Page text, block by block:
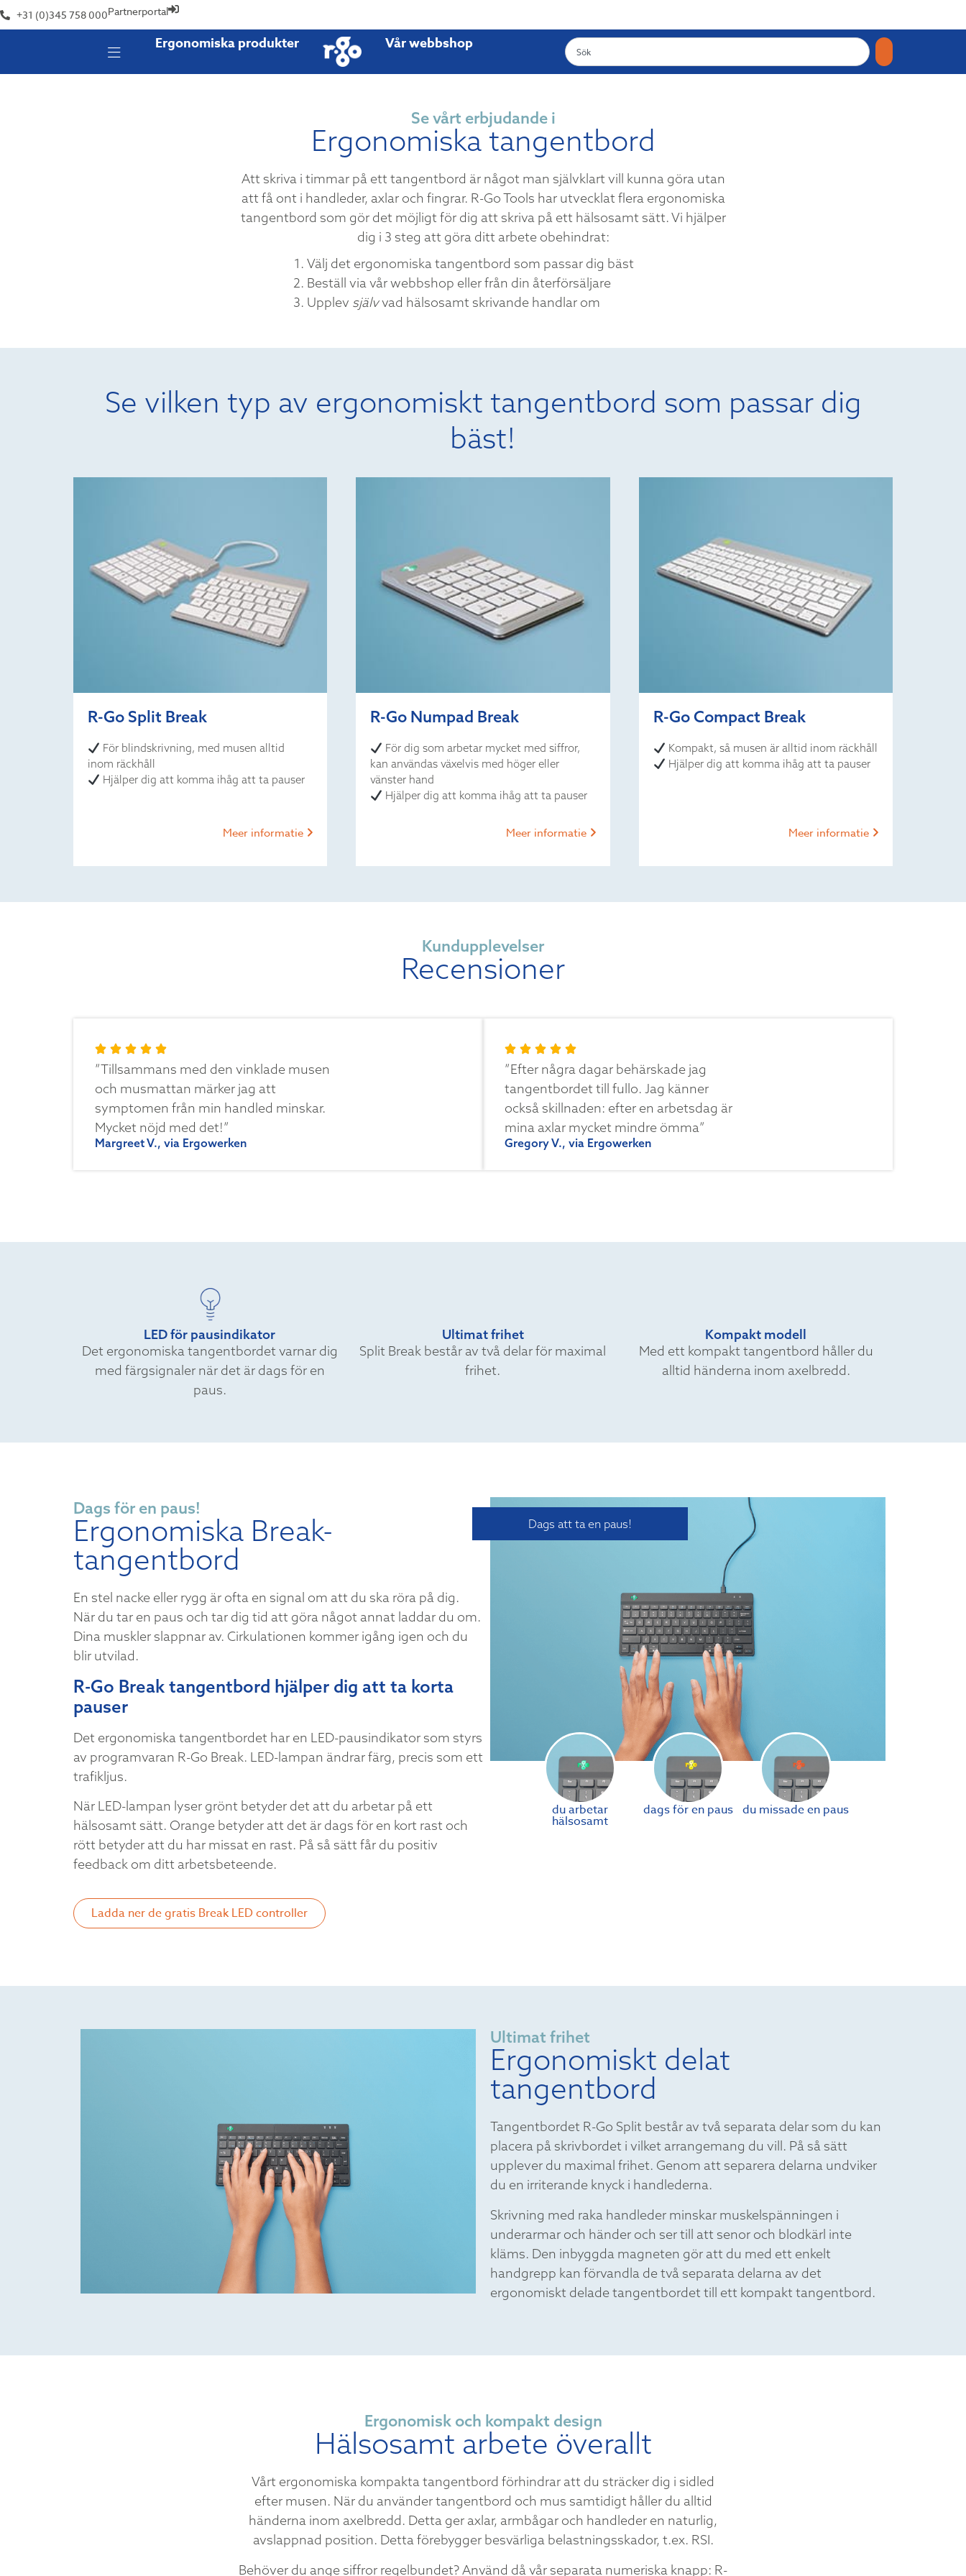
+31 (0)345 758 000Partnerportal
Ergonomiska produkter Vår webbshop
Se vårt erbjudande i
Ergonomiska tangentbord
Att skriva i timmar på ett tangentbord är något man självklart vill kunna göra utan
att få ont i handleder, axlar och fingrar. R-Go Tools har utvecklat flera ergonomiska
tangentbord som gör det möjligt för dig att skriva på ett hälsosamt sätt. Vi hjälper
dig i 3 steg att göra ditt arbete obehindrat:
Välj det ergonomiska tangentbord som passar dig bäst
Beställ via vår webbshop eller från din återförsäljare
Upplev självvad hälsosamt skrivande handlar om
Se vilken typ av ergonomiskt tangentbord som passar dig
bäst!
R-Go Split Break
För blindskrivning, med musen alltid
inom räckhåll
Hjälper dig att komma ihåg att ta pauser
Meer informatie
R-Go Numpad Break
För dig som arbetar mycket med siffror,
kan användas växelvis med höger eller
vänster hand
Hjälper dig att komma ihåg att ta pauser
Meer informatie
R-Go Compact Break
Kompakt, så musen är alltid inom räckhåll
Hjälper dig att komma ihåg att ta pauser
Meer informatie
Kundupplevelser
Recensioner
”Tillsammans med den vinklade musen
och musmattan märker jag att
symptomen från min handled minskar.
Mycket nöjd med det!”
Margreet V., via Ergowerken
”Efter några dagar behärskade jag
tangentbordet till fullo. Jag känner
också skillnaden: efter en arbetsdag är
mina axlar mycket mindre ömma”
Gregory V., via Ergowerken
LED för pausindikator
Det ergonomiska tangentbordet varnar dig
med färgsignaler när det är dags för en
paus.
Ultimat frihet
Split Break består av två delar för maximal
frihet.
Kompakt modell
Med ett kompakt tangentbord håller du
alltid händerna inom axelbredd.
Dags för en paus!
Ergonomiska Break-
tangentbord
En stel nacke eller rygg är ofta en signal om att du ska röra på dig.
När du tar en paus och tar dig tid att göra något annat laddar du om.
Dina muskler slappnar av. Cirkulationen kommer igång igen och du
blir utvilad.
R-Go Break tangentbord hjälper dig att ta korta
pauser
Det ergonomiska tangentbordet har en LED-pausindikator som styrs
av programvaran R-Go Break. LED-lampan ändrar färg, precis som ett
trafikljus.
När LED-lampan lyser grönt betyder det att du arbetar på ett
hälsosamt sätt. Orange betyder att det är dags för en kort rast och
rött betyder att du har missat en rast. På så sätt får du positiv
feedback om ditt arbetsbeteende.
Ladda ner de gratis Break LED controller
Dags att ta en paus!
du arbetar
hälsosamt
dags för en paus du missade en paus
Ultimat frihet
Ergonomiskt delat
tangentbord
Tangentbordet R-Go Split består av två separata delar som du kan
placera på skrivbordet i vilket arrangemang du vill. På så sätt
upplever du maximal frihet. Genom att separera delarna undviker
du en irriterande knyck i handlederna.
Skrivning med raka handleder minskar muskelspänningen i
underarmar och händer och ser till att senor och blodkärl inte
kläms. Den inbyggda magneten gör att du med ett enkelt
handgrepp kan förvandla de två separata delarna av det
ergonomiskt delade tangentbordet till ett kompakt tangentbord.
Ergonomisk och kompakt design
Hälsosamt arbete överallt
Vårt ergonomiska kompakta tangentbord förhindrar att du sträcker dig i sidled
efter musen. När du använder tangentbord och mus samtidigt håller du alltid
händerna inom axelbredd. Detta ger axlar, armbågar och handleder en naturlig,
avslappnad position. Detta förebygger besvärliga belastningsskador, t.ex. RSI.
Behöver du ange siffror regelbundet? Använd då vår separata numeriska knapp: R-